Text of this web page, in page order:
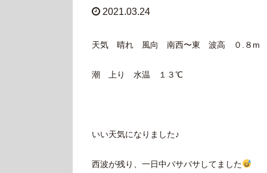
2021.03.24
天気 晴れ 風向 南西〜東 波高 ０.８m
潮 上り 水温 １３℃
いい天気になりました♪
西波が残り、一日中バサバサしてました